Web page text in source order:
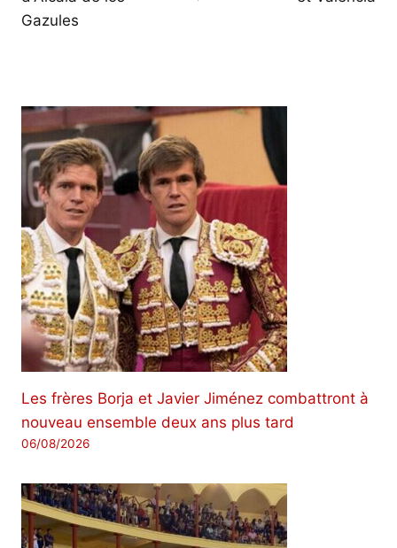
Gazules
Les frères Borja et Javier Jiménez combattront à
nouveau ensemble deux ans plus tard
06/08/2026